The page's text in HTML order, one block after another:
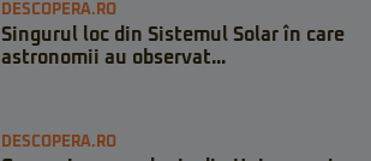
DESCOPERA.RO
Singurul loc din Sistemul Solar în care
astronomii au observat...
DESCOPERA.RO